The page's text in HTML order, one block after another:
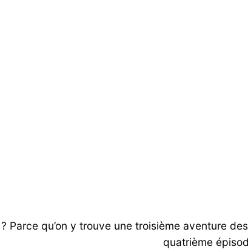
? Parce qu’on y trouve une troisième aventure
quatrième